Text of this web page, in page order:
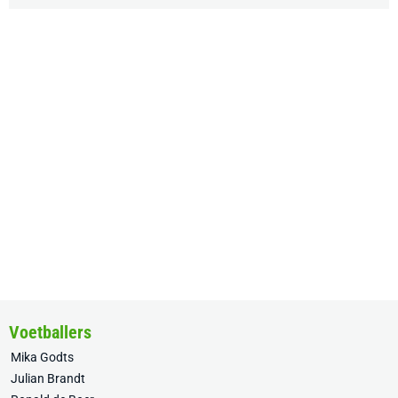
Voetballers
Mika Godts
Julian Brandt